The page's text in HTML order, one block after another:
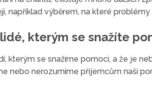
například výběrem, na které problémy
kterým se snažíte
kterým se snažíme pomoci, a že je
nebo nerozumíme příjemcům naší